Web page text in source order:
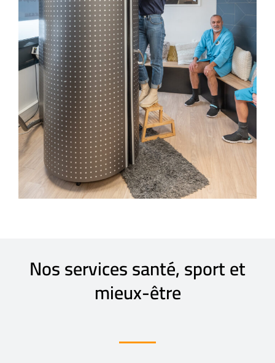
Nos services santé, sport et
mieux-être